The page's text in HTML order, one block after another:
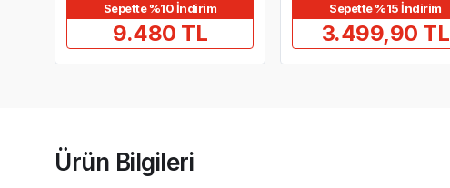
Sepette %10 İndirim
9.480 TL
Sepette %15 İndirim
3.499,90 TL
Ürün Bilgileri